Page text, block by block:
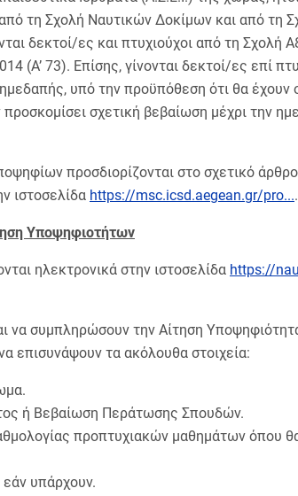
τη Σχολή Ναυτικών Δοκίμων και από τη
δεκτοί/ες και πτυχιούχοι από τη Σχολή
(Α’ 73). Επίσης, γίνονται δεκτοί/ες επί
υπό την προϋπόθεση ότι θα έχουν
σχετική βεβαίωση μέχρι την
προσδιορίζονται στο σχετικό
ιστοσελίδα https://msc.icsd.aegean.gr/pro....
Υποψηφιοτήτων
ηλεκτρονικά στην ιστοσελίδα https://
να συμπληρώσουν την Αίτηση
επισυνάψουν τα ακόλουθα στοιχεία:
ή Βεβαίωση Περάτωσης Σπουδών.
προπτυχιακών μαθημάτων όπου
εάν υπάρχουν.